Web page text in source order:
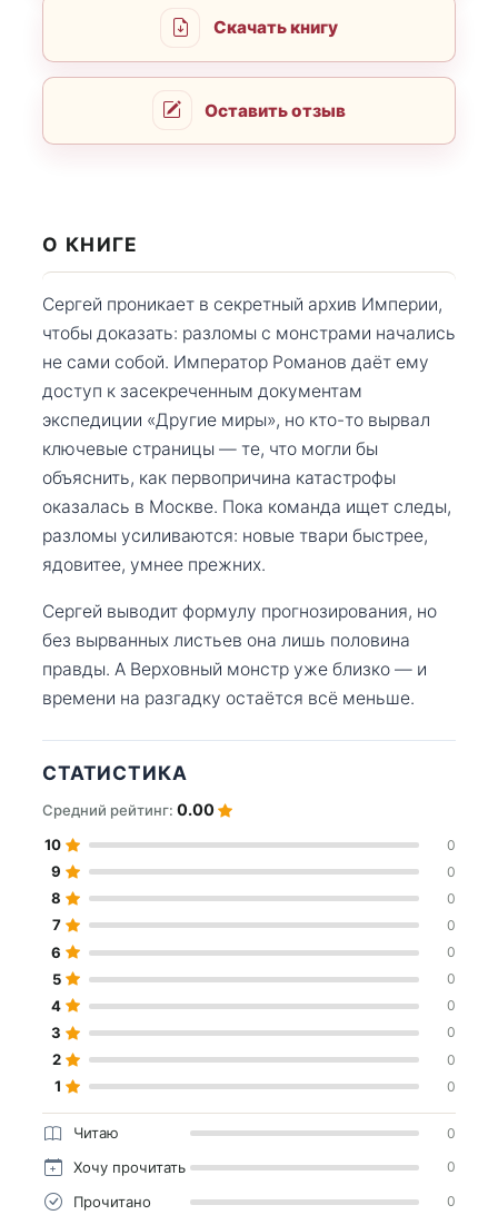
Скачать книгу
Оставить отзыв
О КНИГЕ
Сергей проникает в секретный архив Империи,
чтобы доказать: разломы с монстрами начались
не сами собой. Император Романов даёт ему
доступ к засекреченным документам
экспедиции «Другие миры», но кто-то вырвал
ключевые страницы — те, что могли бы
объяснить, как первопричина катастрофы
оказалась в Москве. Пока команда ищет следы,
разломы усиливаются: новые твари быстрее,
ядовитее, умнее прежних.
Сергей выводит формулу прогнозирования, но
без вырванных листьев она лишь половина
правды. А Верховный монстр уже близко — и
времени на разгадку остаётся всё меньше.
СТАТИСТИКА
Средний рейтинг: 0.00
10 0
9 0
8 0
7 0
6 0
5 0
4 0
3 0
2 0
1 0
Читаю 0
Хочу прочитать 0
Прочитано 0